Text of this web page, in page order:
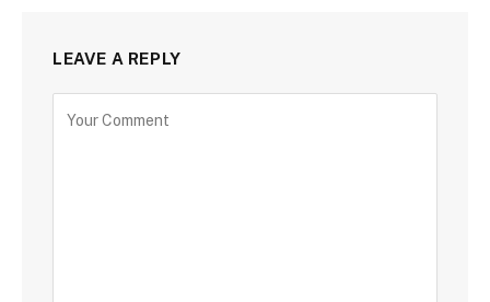
LEAVE A REPLY